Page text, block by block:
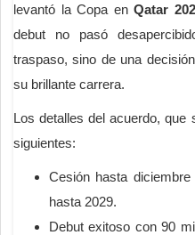
levantó la Copa en Qatar
debut no pasó
traspaso, sino de una
su brillante carrera.
Los detalles del acuerdo, que
siguientes:
Cesión hasta
hasta 2029.
Debut exitoso con 90